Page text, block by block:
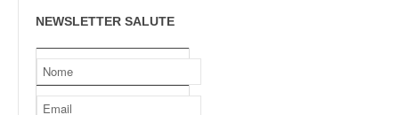
NEWSLETTER SALUTE